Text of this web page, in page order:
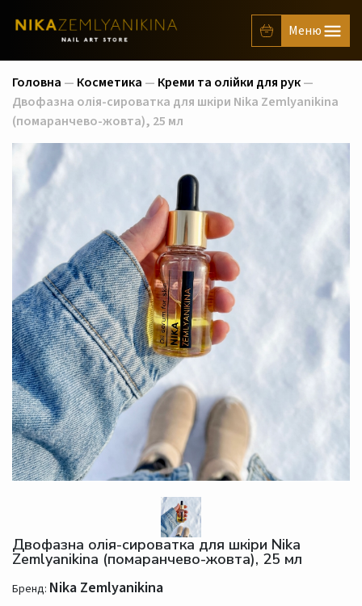
Головна — Косметика — Креми та олійки для рук—
Двофазна олія-сироватка для шкіри Nika Zemlyanikina
(помаранчево-жовта), 25 мл
Двофазна олія-сироватка для шкіри Nika
Zemlyanikina (помаранчево-жовта), 25 мл
Бренд: Nika Zemlyanikina